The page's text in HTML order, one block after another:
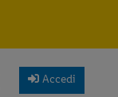
Accedi